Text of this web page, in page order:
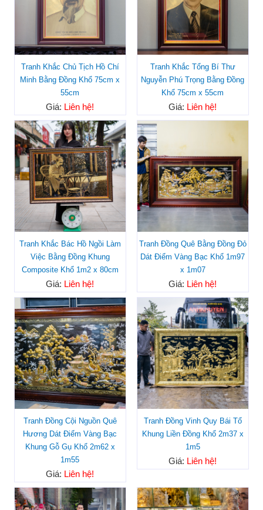
Tranh Khắc Chủ Tịch Hồ Chí
Minh Bằng Đồng Khổ 75cm x
55cm
Giá: Liên hệ!
Tranh Khắc Tổng Bí Thư
Nguyễn Phú Trọng Bằng Đồng
Khổ 75cm x 55cm
Giá: Liên hệ!
Tranh Khắc Bác Hồ Ngồi Làm
Việc Bằng Đồng Khung
Composite Khổ 1m2 x 80cm
Giá: Liên hệ!
Tranh Đồng Quê Bằng Đồng Đỏ
Dát Điểm Vàng Bạc Khổ 1m97
x 1m07
Giá: Liên hệ!
Tranh Đồng Cội Nguồn Quê
Hương Dát Điểm Vàng Bạc
Khung Gỗ Gụ Khổ 2m62 x
1m55
Giá: Liên hệ!
Tranh Đồng Vinh Quy Bái Tổ
Khung Liền Đồng Khổ 2m37 x
1m5
Giá: Liên hệ!